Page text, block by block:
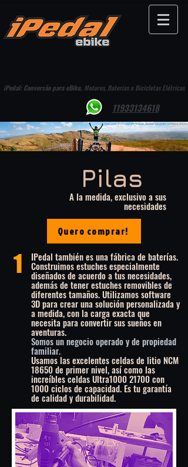
iPedal: Conversão para eBike, Motores, Baterias e Bicicletas Elétricas
11933134618
Pilas
A la medida, exclusivo a sus
necesidades
Quero comprar!
1 IPedal también es una fábrica de baterías.
Construimos estuches especialmente
diseñados de acuerdo a tus necesidades,
además de tener estuches removibles de
diferentes tamaños. Utilizamos software
3D para crear una solución personalizada y
a medida, con la carga exacta que
necesita para convertir sus sueños en
aventuras.
Somos un negocio operado y de propiedad
familiar.
Usamos las excelentes celdas de litio NCM
18650 de primer nivel, así como las
increíbles celdas Ultra1000 21700 con
1000 ciclos de capacidad. Es tu garantía
de calidad y durabilidad.